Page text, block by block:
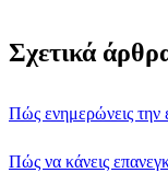
Σχετικά
Πώς ενημερώνεις
Πώς να κάνεις